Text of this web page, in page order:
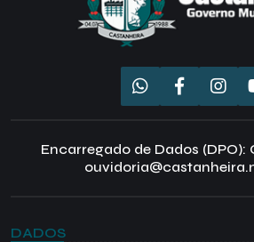
Encarregado de Dados (DPO):
DADOS